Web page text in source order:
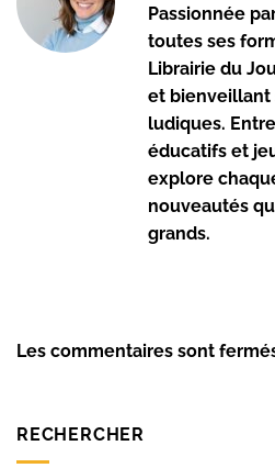
Passionnée
toutes ses
Librairie du
et bienveillant
ludiques.
éducatifs et
explore
nouveautés
grands.
Les commentaires sont
RECHERCHER